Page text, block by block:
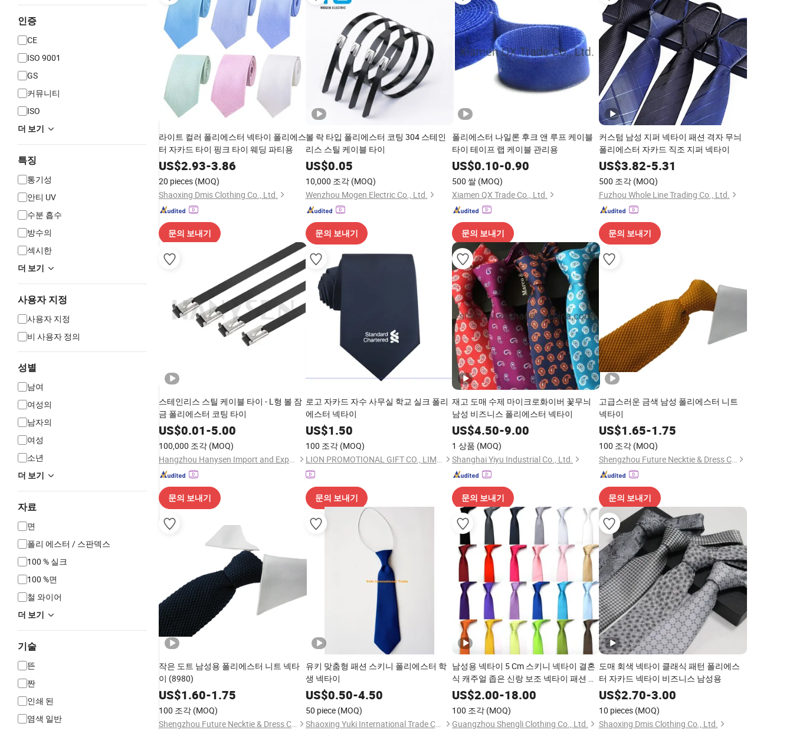
인증
CE
ISO 9001
GS
커뮤니티
ISO
더 보기
특징
통기성
안티 UV
수분 흡수
방수의
섹시한
더 보기
사용자 지정
사용자 지정
비 사용자 정의
성별
남여
여성의
남자의
여성
소년
더 보기
자료
면
폴리 에스터 / 스판덱스
100 % 실크
100 %면
철 와이어
더 보기
기술
뜬
짠
인쇄 된
염색 일반
라이트 컬러 폴리에스터 넥타이 폴리에스
터 자카드 타이 핑크 타이 웨딩 파티용
US$2.93-3.86
20 pieces (MOQ)
Shaoxing Dmis Clothing Co., Ltd.
문의 보내기
볼 락 타입 폴리에스터 코팅 304 스테인
리스 스틸 케이블 타이
US$0.05
10,000 조각 (MOQ)
Wenzhou Mogen Electric Co., Ltd.
문의 보내기
폴리에스터 나일론 후크 앤 루프 케이블
타이 테이프 랩 케이블 관리용
US$0.10-0.90
500 쌀 (MOQ)
Xiamen QX Trade Co., Ltd.
문의 보내기
커스텀 남성 지퍼 넥타이 패션 격자 무늬
폴리에스터 자카드 직조 지퍼 넥타이
US$3.82-5.31
500 조각 (MOQ)
Fuzhou Whole Line Trading Co., Ltd.
문의 보내기
스테인리스 스틸 케이블 타이 - L형 볼 잠
금 폴리에스터 코팅 타이
US$0.01-5.00
100,000 조각 (MOQ)
Hangzhou Hanysen Import and Export Co., Ltd.
문의 보내기
로고 자카드 자수 사무실 학교 실크 폴리
에스터 넥타이
US$1.50
100 조각 (MOQ)
LION PROMOTIONAL GIFT CO., LIMITED
문의 보내기
재고 도매 수제 마이크로화이버 꽃무늬
남성 비즈니스 폴리에스터 넥타이
US$4.50-9.00
1 상품 (MOQ)
Shanghai Yiyu Industrial Co., Ltd.
문의 보내기
고급스러운 금색 남성 폴리에스터 니트
넥타이
US$1.65-1.75
100 조각 (MOQ)
Shengzhou Future Necktie & Dress Co., Ltd.
문의 보내기
작은 도트 남성용 폴리에스터 니트 넥타
이 (8980)
US$1.60-1.75
100 조각 (MOQ)
Shengzhou Future Necktie & Dress Co., Ltd.
유키 맞춤형 패션 스키니 폴리에스터 학
생 넥타이
US$0.50-4.50
50 piece (MOQ)
Shaoxing Yuki International Trade Co., Ltd
남성용 넥타이 5 Cm 스키니 넥타이 결혼
식 캐주얼 좁은 신랑 보조 넥타이 패션 폴
리에스터 새틴 넥타이
US$2.00-18.00
100 조각 (MOQ)
Guangzhou Shengli Clothing Co., Ltd.
도매 회색 넥타이 클래식 패턴 폴리에스
터 자카드 넥타이 비즈니스 남성용
US$2.70-3.00
10 pieces (MOQ)
Shaoxing Dmis Clothing Co., Ltd.